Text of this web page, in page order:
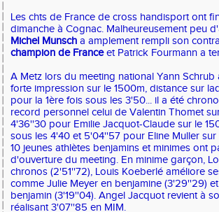
Les chts de France de cross handisport ont
dimanche à Cognac. Malheureusement peu
Michel Munsch a amplement rempli son
champion de Franceet Patrick Fourmann a
A Metz lors du meeting national Yann Schrub
forte impression sur le 1500m, distance sur
pour la 1ère fois sous les 3'50... il a été
record personnel celui de Valentin Thomet
4'36''30 pour Emilie Jacquot-Claude sur le
sous les 4'40 et 5'04''57 pour Eline Muller
10 jeunes athlètes benjamins et minimes ont
d'ouverture du meeting. En minime garçon,
chronos (2'51''72), Louis Koeberlé améliore
comme Julie Meyer en benjamine (3'29''29)
benjamin (3'19''04). Angel Jacquot revient à
réalisant 3'07''85 en MIM.